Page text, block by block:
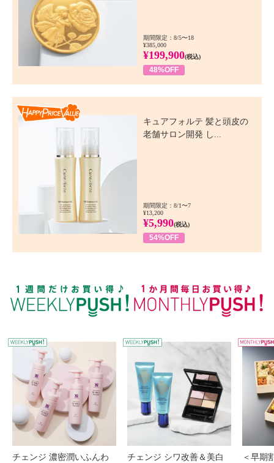
期間限定：8/5〜18
¥385,000
¥199,900(税込)
48%OFF
キュアフォルテ 髪と頭皮の
老舗サロン開発 し...
期間限定：8/1〜7
¥13,200
¥5,990(税込)
54%OFF
WEEKLY PUSH
チェンジ 濃密潤いふんわ
チェンジ シワ改善＆美白
＜早期